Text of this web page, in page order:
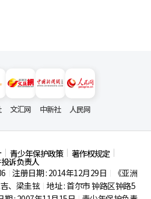
文汇网 中新社 人民网
青少年保护政策 著作权规定
诉负责人
注册日期 : 2014年12月29日
《亚洲
、梁圭铉 地址 : 首尔市钟路区钟路5